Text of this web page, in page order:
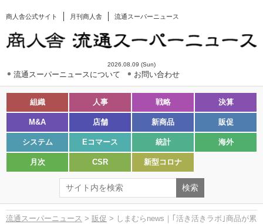
商人舎公式サイト 月刊商人舎 流通スーパーニュース
2026.08.09 (Sun)
流通スーパーニュースについて お問い合わせ
組織 人事 戦略 決算
M&A 店舗 新商品 販促
システム Eコマース 統計 海外
月次 CSR 新型コロナ
流通スーパーニュース > 販促 > しまむらnews｜｢活き活きラボ｣商品が累